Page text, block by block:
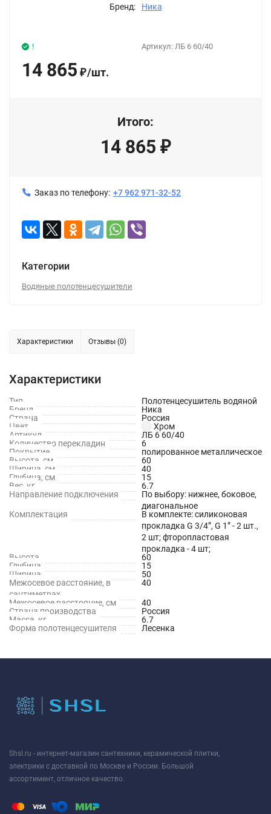
Бренд: Ника
Артикул: ЛБ 6 60/40
!
14 865 ₽/шт.
Итого:
14 865 ₽
Заказ по телефону: +7 962 971-32-52
Категории
Водяные полотенцесушители
Характеристики Отзывы (0)
Характеристики
Тип
Полотенцесушитель водяной
Бренд
Ника
Страна
Россия
Цвет
Хром
Артикул
ЛБ 6 60/40
Количество перекладин
6
Покрытие
полированное металлическое
Высота, см
60
Ширина, см
40
Глубина, см
15
Вес, кг
6.7
Направление подключения
По выбору: нижнее, боковое,
диагональное
Комплектация
В комплекте: силиконовая
прокладка G 3/4”, G 1” - 2 шт.,
2 шт; фторопластовая
прокладка - 4 шт;
Высота
60
Глубина
15
Ширина
50
Межосевое расстояние, в
сантиметрах
40
Межосевое расстояние, см
40
Страна производства
Россия
Масса, кг
6.7
Форма полотенцесушителя
Лесенка
Shsl.ru - интернет-магазин сантехники, керамической плитки,
электрики с доставкой по Москве и России. Большой
ассортимент, отличное качество.